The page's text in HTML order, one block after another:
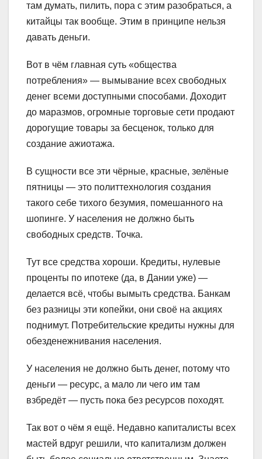
там думать, пилить, пора с этим разобраться, а
китайцы так вообще. Этим в принципе нельзя
давать деньги.
Вот в чём главная суть «общества
потребления» — вымывание всех свободных
денег всеми доступными способами. Доходит
до маразмов, огромные торговые сети продают
дорогущие товары за бесценок, только для
создание ажиотажа.
В сущности все эти чёрные, красные, зелёные
пятницы — это политтехнология создания
такого себе тихого безумия, помешанного на
шопинге. У населения не должно быть
свободных средств. Точка.
Тут все средства хороши. Кредиты, нулевые
проценты по ипотеке (да, в Дании уже) —
делается всё, чтобы вымыть средства. Банкам
без разницы эти копейки, они своё на акциях
поднимут. Потребительские кредиты нужны для
обезденежнивания населения.
У населения не должно быть денег, потому что
деньги — ресурс, а мало ли чего им там
взбредёт — пусть пока без ресурсов походят.
Так вот о чём я ещё. Недавно капиталисты всех
мастей вдруг решили, что капитализм должен